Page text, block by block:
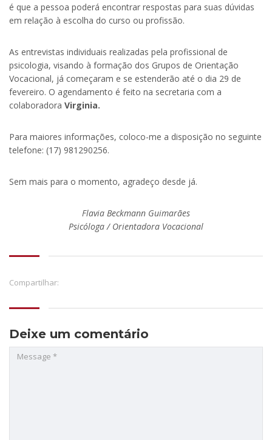
é que a pessoa poderá encontrar respostas para suas dúvidas
em relação à escolha do curso ou profissão.
As entrevistas individuais realizadas pela profissional de
psicologia, visando à formação dos Grupos de Orientação
Vocacional, já começaram e se estenderão até o dia 29 de
fevereiro. O agendamento é feito na secretaria com a
colaboradora Virginia.
Para maiores informações, coloco-me a disposição no seguinte
telefone: (17) 981290256.
Sem mais para o momento, agradeço desde já.
Flavia Beckmann Guimarães
Psicóloga / Orientadora Vocacional
Compartilhar:
Deixe um comentário